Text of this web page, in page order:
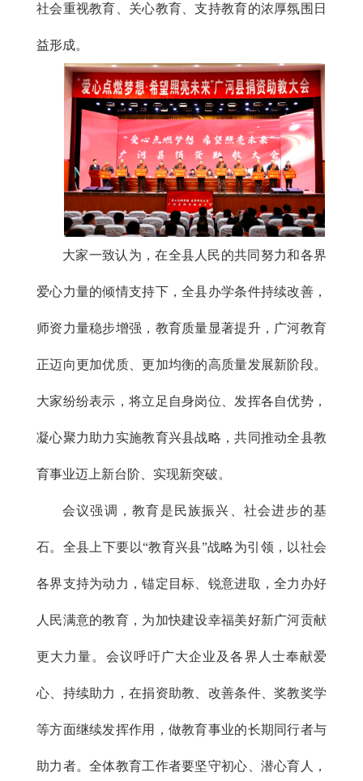
社会重视教育、关心教育、支持教育的浓厚氛围日
益形成。
大家一致认为，在全县人民的共同努力和各界
爱心力量的倾情支持下，全县办学条件持续改善，
师资力量稳步增强，教育质量显著提升，广河教育
正迈向更加优质、更加均衡的高质量发展新阶段。
大家纷纷表示，将立足自身岗位、发挥各自优势，
凝心聚力助力实施教育兴县战略，共同推动全县教
育事业迈上新台阶、实现新突破。
会议强调，教育是民族振兴、社会进步的基
石。全县上下要以“教育兴县”战略为引领，以社会
各界支持为动力，锚定目标、锐意进取，全力办好
人民满意的教育，为加快建设幸福美好新广河贡献
更大力量。会议呼吁广大企业及各界人士奉献爱
心、持续助力，在捐资助教、改善条件、奖教奖学
等方面继续发挥作用，做教育事业的长期同行者与
助力者。全体教育工作者要坚守初心、潜心育人，